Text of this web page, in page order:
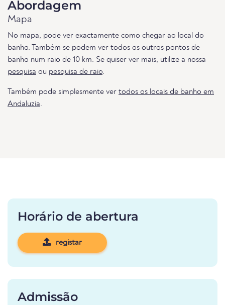
Abordagem
Mapa
No mapa, pode ver exactamente como chegar ao local do
banho. Também se podem ver todos os outros pontos de
banho num raio de 10 km. Se quiser ver mais, utilize a nossa
pesquisa ou pesquisa de raio.
Também pode simplesmente ver todos os locais de banho em
Andaluzia.
Horário de abertura
registar
Admissão